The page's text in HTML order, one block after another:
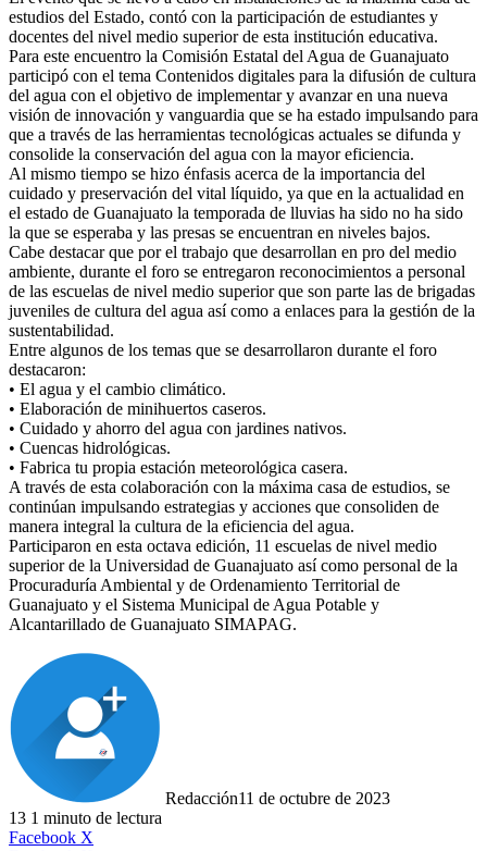
estudios del Estado, contó con la participación de estudiantes y
docentes del nivel medio superior de esta institución educativa.
Para este encuentro la Comisión Estatal del Agua de Guanajuato
participó con el tema Contenidos digitales para la difusión de cultura
del agua con el objetivo de implementar y avanzar en una nueva
visión de innovación y vanguardia que se ha estado impulsando para
que a través de las herramientas tecnológicas actuales se difunda y
consolide la conservación del agua con la mayor eficiencia.
Al mismo tiempo se hizo énfasis acerca de la importancia del
cuidado y preservación del vital líquido, ya que en la actualidad en
el estado de Guanajuato la temporada de lluvias ha sido no ha sido
la que se esperaba y las presas se encuentran en niveles bajos.
Cabe destacar que por el trabajo que desarrollan en pro del medio
ambiente, durante el foro se entregaron reconocimientos a personal
de las escuelas de nivel medio superior que son parte las de brigadas
juveniles de cultura del agua así como a enlaces para la gestión de la
sustentabilidad.
Entre algunos de los temas que se desarrollaron durante el foro
destacaron:
• El agua y el cambio climático.
• Elaboración de minihuertos caseros.
• Cuidado y ahorro del agua con jardines nativos.
• Cuencas hidrológicas.
• Fabrica tu propia estación meteorológica casera.
A través de esta colaboración con la máxima casa de estudios, se
continúan impulsando estrategias y acciones que consoliden de
manera integral la cultura de la eficiencia del agua.
Participaron en esta octava edición, 11 escuelas de nivel medio
superior de la Universidad de Guanajuato así como personal de la
Procuraduría Ambiental y de Ordenamiento Territorial de
Guanajuato y el Sistema Municipal de Agua Potable y
Alcantarillado de Guanajuato SIMAPAG.
Redacción11 de octubre de 2023
13 1 minuto de lectura
Facebook X